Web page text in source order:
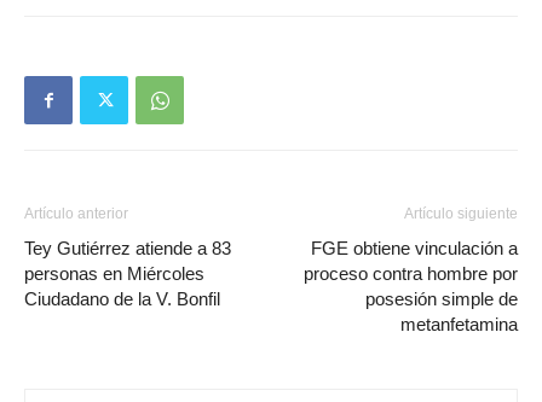
Artículo anterior
Tey Gutiérrez atiende a 83
personas en Miércoles
Ciudadano de la V. Bonfil
Artículo siguiente
FGE obtiene vinculación a
proceso contra hombre por
posesión simple de
metanfetamina